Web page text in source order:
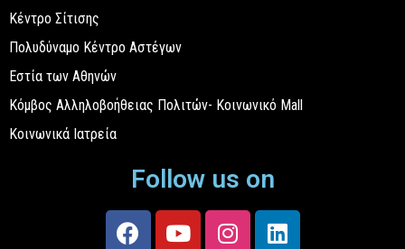
Κέντρο Σίτισης
Πολυδύναμο Κέντρο Αστέγων
Εστία των Αθηνών
Κόμβος Αλληλοβοήθειας Πολιτών- Κοινωνικό Mall
Κοινωνικά Ιατρεία
Follow us on